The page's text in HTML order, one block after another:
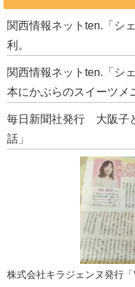
関西情報ネットten.「シ
利。
関西情報ネットten.「シ
本にかぶらのスイーツメ
毎日新聞社発行 大阪子
話」
株式会社キラジェンヌ発行